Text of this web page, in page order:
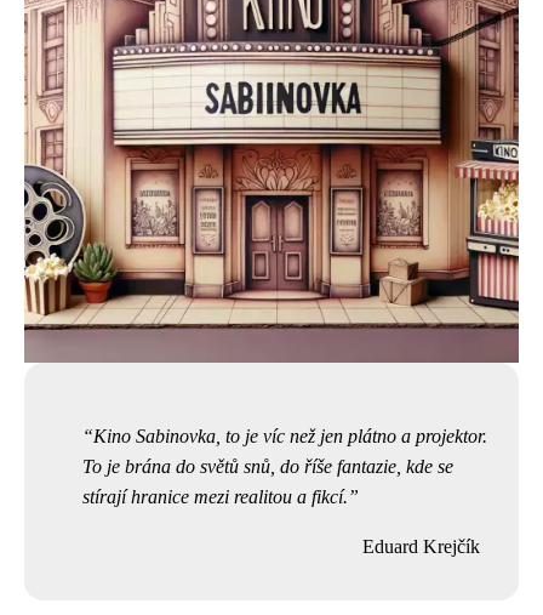
Kino Sabinovka, to je víc než jen plátno a projektor.
To je brána do světů snů, do říše fantazie, kde se
stírají hranice mezi realitou a fikcí.
Eduard Krejčík